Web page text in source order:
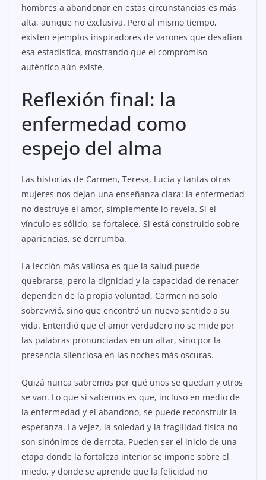
hombres a abandonar en estas circunstancias es más
alta, aunque no exclusiva. Pero al mismo tiempo,
existen ejemplos inspiradores de varones que desafían
esa estadística, mostrando que el compromiso
auténtico aún existe.
Reflexión final: la
enfermedad como
espejo del alma
Las historias de Carmen, Teresa, Lucía y tantas otras
mujeres nos dejan una enseñanza clara: la enfermedad
no destruye el amor, simplemente lo revela. Si el
vínculo es sólido, se fortalece. Si está construido sobre
apariencias, se derrumba.
La lección más valiosa es que la salud puede
quebrarse, pero la dignidad y la capacidad de renacer
dependen de la propia voluntad. Carmen no solo
sobrevivió, sino que encontró un nuevo sentido a su
vida. Entendió que el amor verdadero no se mide por
las palabras pronunciadas en un altar, sino por la
presencia silenciosa en las noches más oscuras.
Quizá nunca sabremos por qué unos se quedan y otros
se van. Lo que sí sabemos es que, incluso en medio de
la enfermedad y el abandono, se puede reconstruir la
esperanza. La vejez, la soledad y la fragilidad física no
son sinónimos de derrota. Pueden ser el inicio de una
etapa donde la fortaleza interior se impone sobre el
miedo, y donde se aprende que la felicidad no